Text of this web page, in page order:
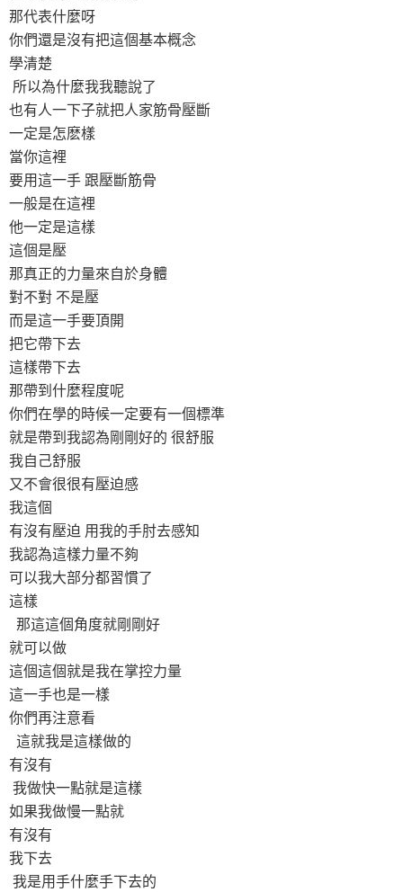
那代表什麼呀
你們還是沒有把這個基本概念
學清楚
所以為什麼我我聽說了
也有人一下子就把人家筋骨壓斷
一定是怎麽樣
當你這裡
要用這一手 跟壓斷筋骨
一般是在這裡
他一定是這樣
這個是壓
那真正的力量來自於身體
對不對 不是壓
而是這一手要頂開
把它帶下去
這樣帶下去
那帶到什麼程度呢
你們在學的時候一定要有一個標準
就是帶到我認為剛剛好的 很舒服
我自己舒服
又不會很很有壓迫感
我這個
有沒有壓迫 用我的手肘去感知
我認為這樣力量不夠
可以我大部分都習慣了
這樣
那這這個角度就剛剛好
就可以做
這個這個就是我在掌控力量
這一手也是一樣
你們再注意看
這就我是這樣做的
有沒有
我做快一點就是這樣
如果我做慢一點就
有沒有
我下去
我是用手什麼手下去的